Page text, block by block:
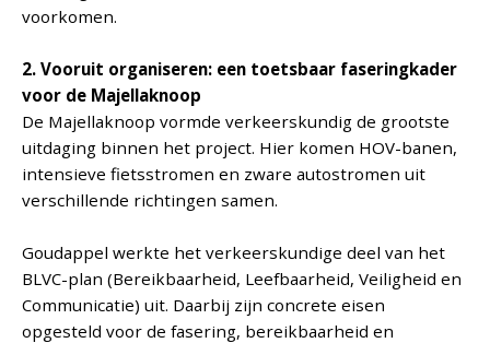
voorkomen.
2. Vooruit organiseren: een toetsbaar faseringkader
voor de Majellaknoop
De Majellaknoop vormde verkeerskundig de grootste
uitdaging binnen het project. Hier komen HOV-banen,
intensieve fietsstromen en zware autostromen uit
verschillende richtingen samen.
Goudappel werkte het verkeerskundige deel van het
BLVC-plan (Bereikbaarheid, Leefbaarheid, Veiligheid en
Communicatie) uit. Daarbij zijn concrete eisen
opgesteld voor de fasering, bereikbaarheid en